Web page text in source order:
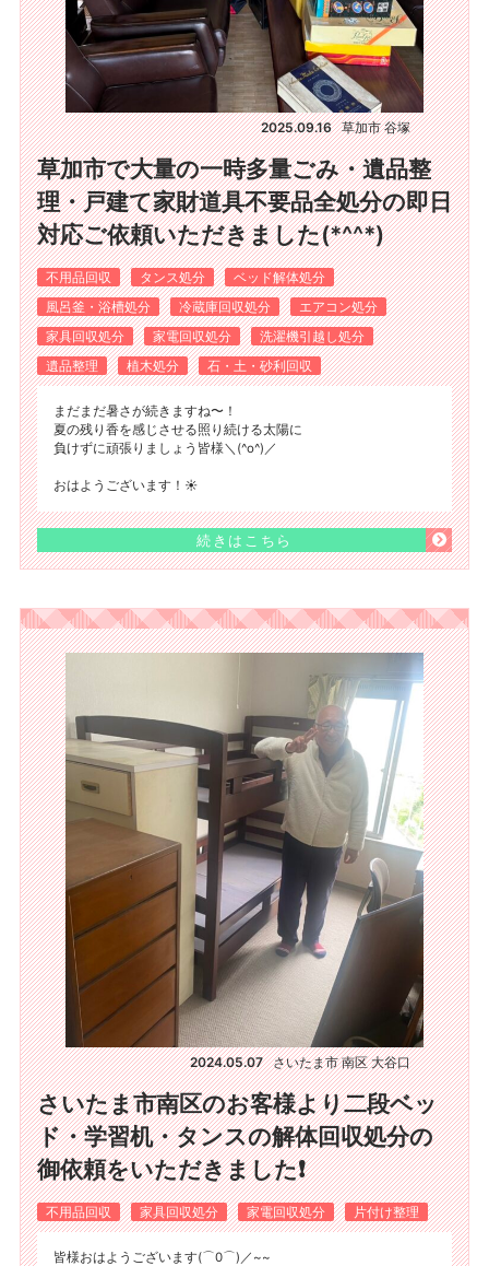
2025.09.16 草加市 谷塚
草加市で大量の一時多量ごみ・遺品整
理・戸建て家財道具不要品全処分の即日
対応ご依頼いただきました(*^^*)
不用品回収 タンス処分
ベッド解体処分
風呂釜・浴槽処分
冷蔵庫回収処分
エアコン処分
家具回収処分
家電回収処分
洗濯機引越し処分
遺品整理
植木処分 石・土・砂利回収
まだまだ暑さが続きますね〜！
夏の残り香を感じさせる照り続ける太陽に
負けずに頑張りましょう皆様＼(^o^)／
おはようございます！☀️
続きはこちら
2024.05.07 さいたま市 南区 大谷口
さいたま市南区のお客様より二段ベッ
ド・学習机・タンスの解体回収処分の
御依頼をいただきました❗
不用品回収 家具回収処分 家電回収処分 片付け整理
皆様おはようございます(⌒0⌒)／~~